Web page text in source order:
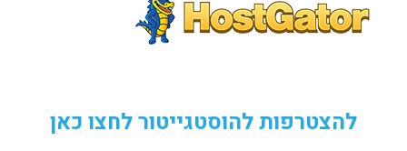
להצטרפות להוסטגייטור לחצו כאן